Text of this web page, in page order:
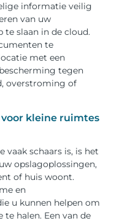
informatie veilig
van uw
te slaan in de cloud.
te
met een
tegen
overstroming of
kleine ruimtes
vaak schaars is, is het
opslagoplossingen,
of huis woont.
en
u kunnen helpen om
halen. Een van de